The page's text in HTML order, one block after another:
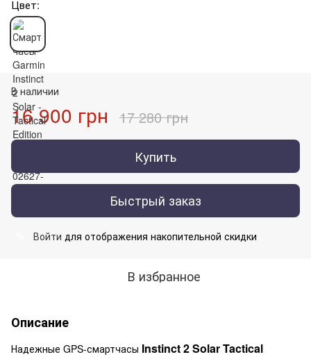
Цвет:
В наличии
16 900 грн 17 280 грн
Купить
Быстрый заказ
Войти для отображения накопительной скидки
В избранное
Описание
Надежные GPS-смартчасы Instinct 2 Solar Tactical